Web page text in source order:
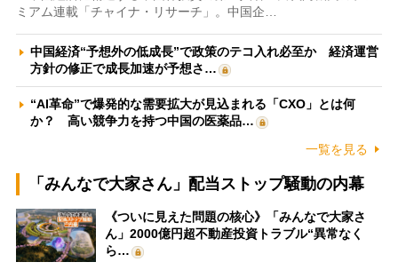
ミアム連載「チャイナ・リサーチ」。中国企…
中国経済“予想外の低成長”で政策のテコ入れ必至か 経済運営
方針の修正で成長加速が予想さ…
“AI革命”で爆発的な需要拡大が見込まれる「CXO」とは何
か？ 高い競争力を持つ中国の医薬品…
一覧を見る
「みんなで大家さん」配当ストップ騒動の内幕
《ついに見えた問題の核心》「みんなで大家さ
ん」2000億円超不動産投資トラブル“異常なく
ら…